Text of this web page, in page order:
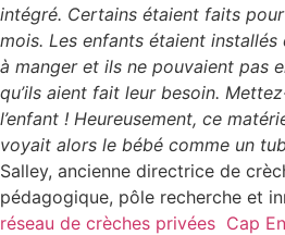
intégré. Certains étaient faits
mois. Les enfants étaient installés
à manger et ils ne pouvaient pas
qu’ils aient fait leur besoin.
l’enfant ! Heureusement, ce
voyait alors le bébé comme un
Salley, ancienne directrice de
pédagogique, pôle recherche et
réseau de crèches privées Cap